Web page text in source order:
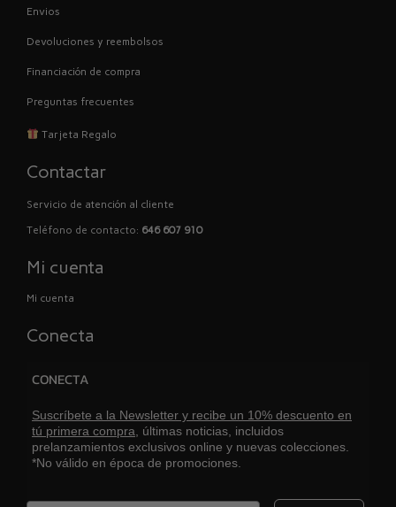
Envios
Devoluciones y reembolsos
Financiación de compra
Preguntas frecuentes
Tarjeta Regalo
Contactar
Servicio de atención al cliente
Teléfono de contacto: 646 607 910
Mi cuenta
Mi cuenta
Conecta
CONECTA
Suscríbete a la Newsletter y recibe un 10% descuento en
tú primera compra,
últimas noticias, incluidos
prelanzamientos exclusivos online y nuevas colecciones.
*No válido en época de promociones.